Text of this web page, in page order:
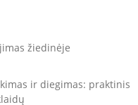
žiedinėje
ir diegimas: praktinis